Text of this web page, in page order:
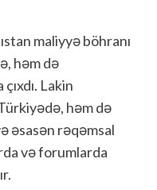
maliyyə böhranı
həm də
Lakin
həm də
əsasən rəqəmsal
və forumlarda